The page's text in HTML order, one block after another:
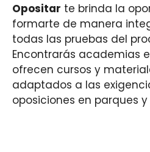
Opositar te brinda la
formarte de manera
todas las pruebas del
Encontrarás academias
ofrecen cursos y
adaptados a las
oposiciones en parques